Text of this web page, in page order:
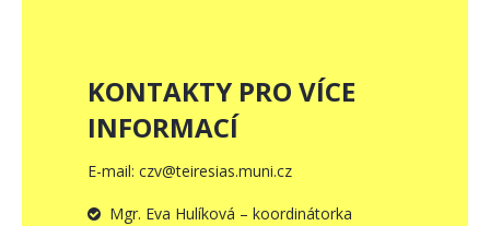
KONTAKTY PRO VÍCE
INFORMACÍ
E-mail: czv@teiresias.muni.cz
Mgr. Eva Hulíková – koordinátorka